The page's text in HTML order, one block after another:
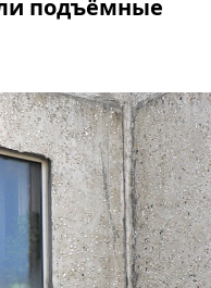
подъёмные